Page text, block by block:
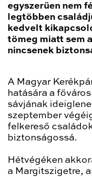
egyszerűen nem
legtöbben
kedvelt
tömeg miatt sem
nincsenek
A Magyar
hatására a
sávjának
szeptember
felkereső
biztonságossá.
Hétvégéken
a Margitszigetre,